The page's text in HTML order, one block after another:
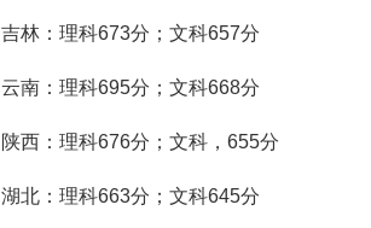
吉林：理科673分；文科657分
云南：理科695分；文科668分
陕西：理科676分；文科，655分
湖北：理科663分；文科645分